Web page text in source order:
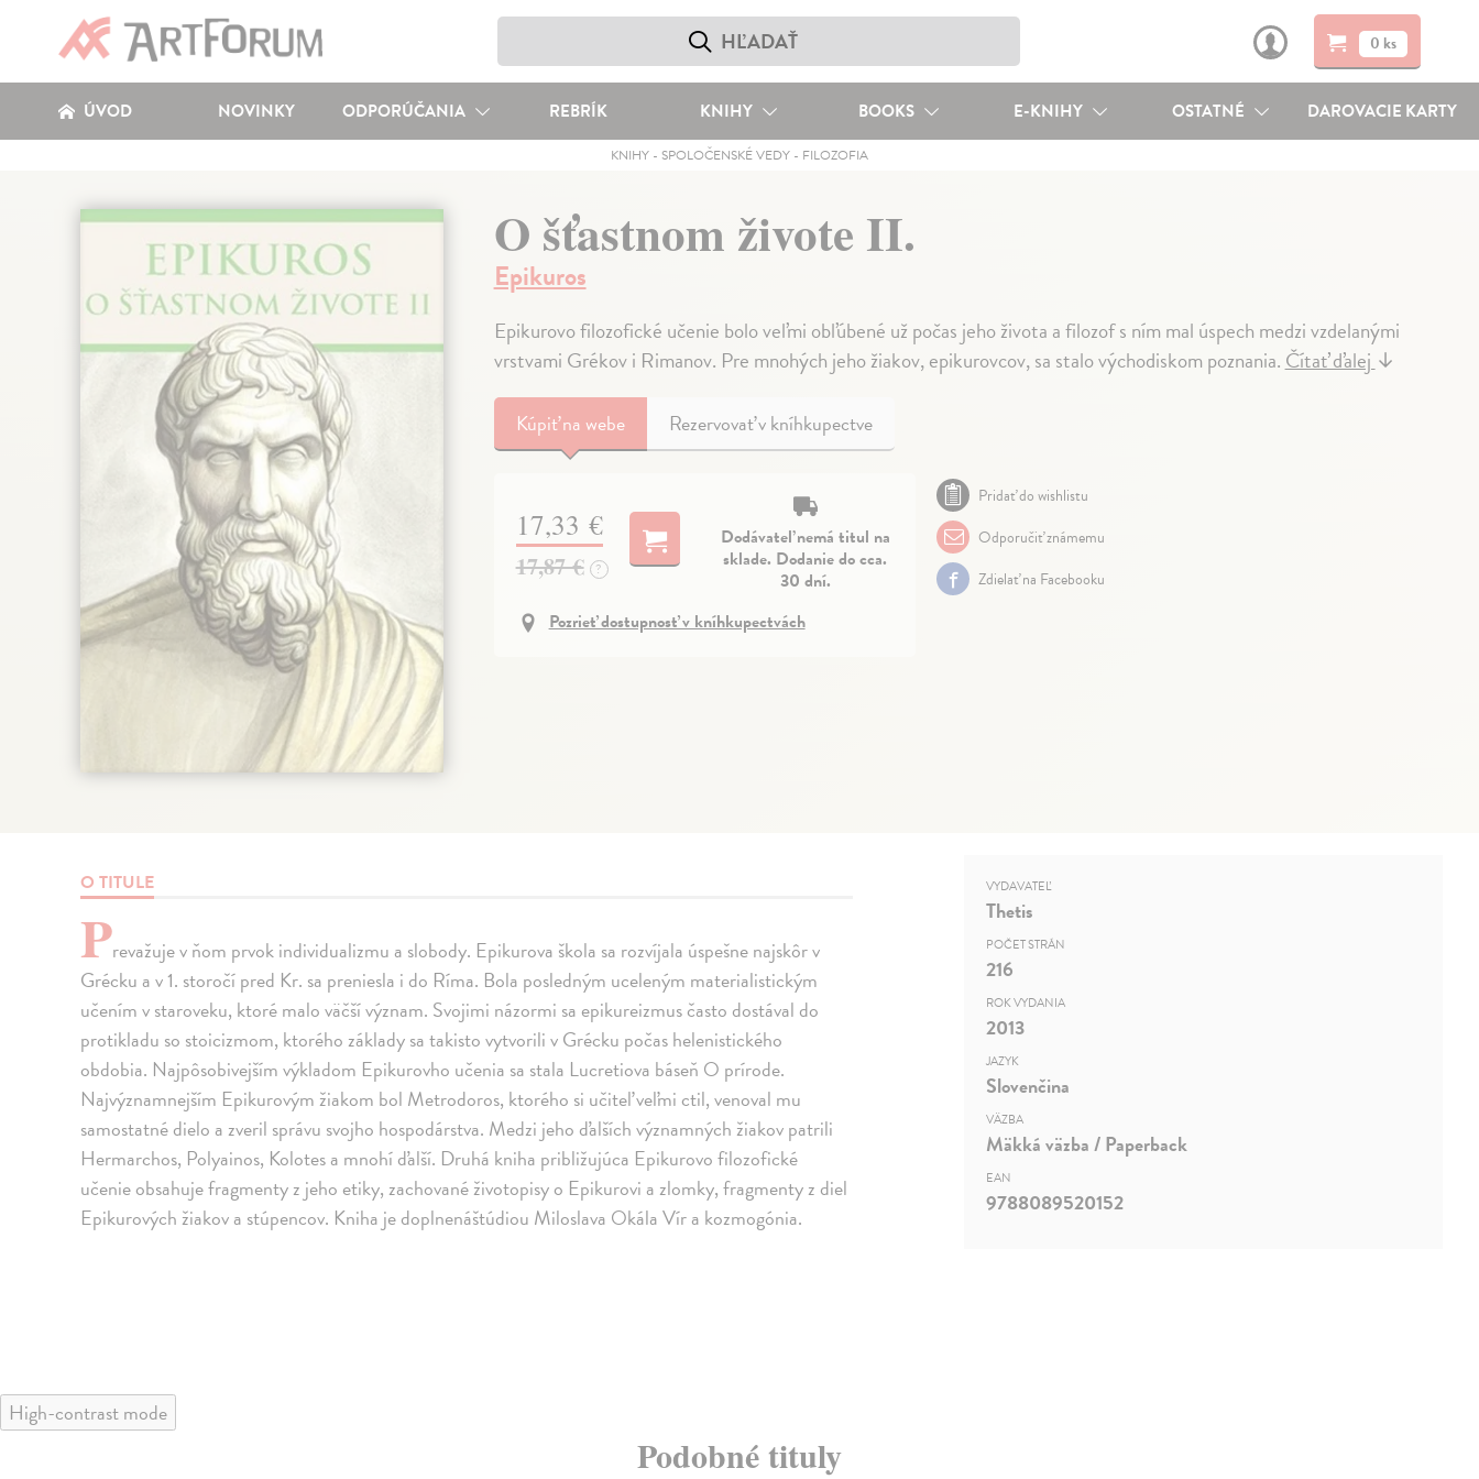
0 ks
ÚVOD NOVINKY ODPORÚČANIA REBRÍK KNIHY BOOKS E-KNIHY OSTATNÉ DAROVACIE KARTY
KNIHY- SPOLOČENSKÉ VEDY- FILOZOFIA
O šťastnom živote II.
Epikuros
Epikurovo filozofické učenie bolo veľmi obľúbené už počas jeho života a filozof s ním mal úspech medzi vzdelanými
vrstvami Grékov i Rimanov. Pre mnohých jeho žiakov, epikurovcov, sa stalo východiskom poznania.Čítať ďalej↓
Kúpiťna webe Rezervovať v kníhkupectve
17,33 €
17,87 € ?
Dodávateľ nemá titul na
sklade. Dodanie do cca.
30 dní.
Pozrieť dostupnosť v kníhkupectvách
Pridať do wishlistu
Odporučiť známemu
Zdielať na Facebooku
O TITULE
Prevažuje v ňom prvok individualizmu a slobody. Epikurova škola sa rozvíjala úspešne najskôr v
Grécku a v 1. storočí pred Kr. sa preniesla i do Ríma. Bola posledným uceleným materialistickým
učením v staroveku, ktoré malo väčší význam. Svojimi názormi sa epikureizmus často dostával do
protikladu so stoicizmom, ktorého základy sa takisto vytvorili v Grécku počas helenistického
obdobia. Najpôsobivejším výkladom Epikurovho učenia sa stala Lucretiova báseň O prírode.
Najvýznamnejším Epikurovým žiakom bol Metrodoros, ktorého si učiteľ veľmi ctil, venoval mu
samostatné dielo a zveril správu svojho hospodárstva. Medzi jeho ďalších významných žiakov patrili
Hermarchos, Polyainos, Kolotes a mnohí ďalší. Druhá kniha približujúca Epikurovo filozofické
učenie obsahuje fragmenty z jeho etiky, zachované životopisy o Epikurovi a zlomky, fragmenty z diel
Epikurových žiakov a stúpencov. Kniha je doplnenáštúdiou Miloslava Okála Vír a kozmogónia.
VYDAVATEĽ
Thetis
POČET STRÁN
216
ROK VYDANIA
2013
JAZYK
Slovenčina
VÄZBA
Mäkká väzba / Paperback
EAN
9788089520152
High-contrast mode
Podobné tituly